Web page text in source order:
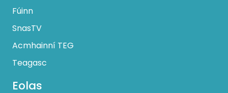
Fúinn
SnasTV
Acmhainní TEG
Teagasc
Eolas